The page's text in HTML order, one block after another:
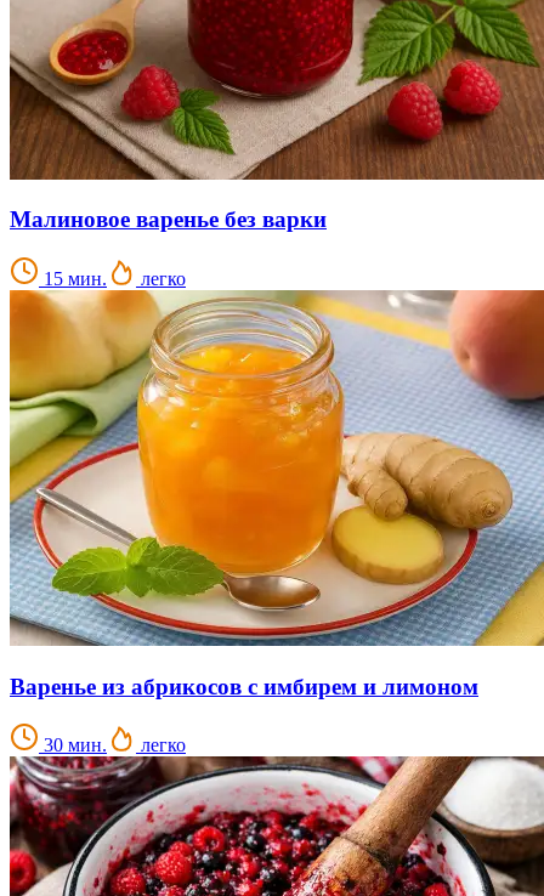
Малиновое варенье без варки
15 мин. легко
Варенье из абрикосов с имбирем и лимоном
30 мин. легко